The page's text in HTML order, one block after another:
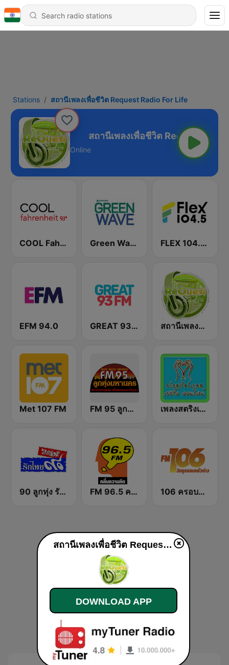
Stations สถานีเพลงเพื่อชีวิต Request Radio For Life
For Life
Online
COOL Fahrenheit 93 FM Green Wave 106.5 FM FLEX 104.5 FM
EFM 94.0 GREAT 93 | ONLINE สถานีเพลงสตริง Request Radio
Met 107 FM FM 95 ลูกทุ่งมหานคร อสมท เพลงสตริงเก่า Eingdoi Radio
90 ลูกทุ่ง รักไทย FM 96.5 คลื่นความคิด Thinking Radio 106 ครอบครัวข่าว
สถานีเพลงเพื่อชีวิต Request Radio For Life online
DOWNLOAD APP